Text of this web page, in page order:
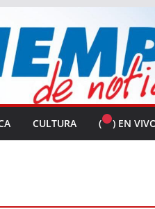
CULTURA ( ) EN